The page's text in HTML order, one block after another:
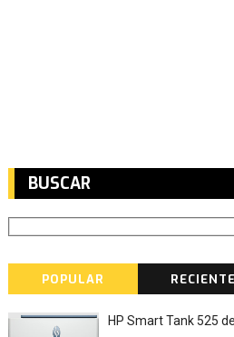
BUSCAR
POPULAR RECIENTE
HP Smart Tank 525